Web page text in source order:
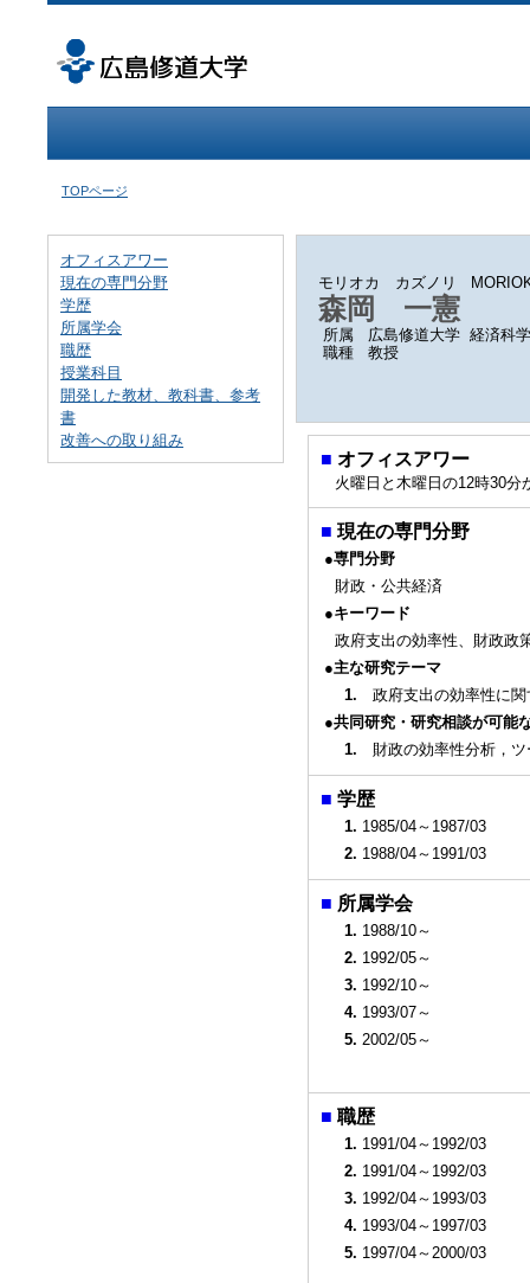
TOPページ
オフィスアワー
現在の専門分野
学歴
所属学会
職歴
授業科目
開発した教材、教科書、参考
書
改善への取り組み
モリオカ カズノリ
森岡 一憲
所属
広島修道大学 経済科
職種
教授
■ オフィスアワー
火曜日と木曜日の12時30分
■ 現在の専門分野
●専門分野
財政・公共経済
●キーワード
政府支出の効率性、財政政
●主な研究テーマ
1.
政府支出の効率性に
●共同研究・研究相談が可能
1.
財政の効率性分析，
■ 学歴
1. 1985/04～1987/03
2. 1988/04～1991/03
■ 所属学会
1. 1988/10～
2. 1992/05～
3. 1992/10～
4. 1993/07～
5. 2002/05～
■ 職歴
1. 1991/04～1992/03
2. 1991/04～1992/03
3. 1992/04～1993/03
4. 1993/04～1997/03
5. 1997/04～2000/03